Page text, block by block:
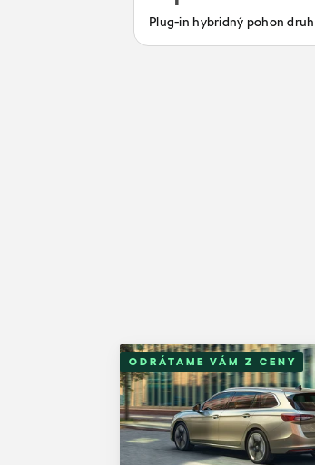
Plug-in hybridný pohon
ODRÁTAME VÁM Z CENY